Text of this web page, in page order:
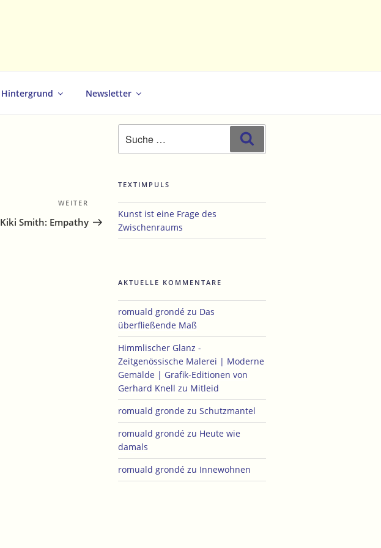
Hintergrund Newsletter
Nächster
Beitrag
WEITER
Kiki Smith: Empathy
nach:
TEXTIMPULS
Kunst ist eine Frage des
Zwischenraums
AKTUELLE KOMMENTARE
romuald grondé zu Das
überfließende Maß
Himmlischer Glanz -
Zeitgenössische Malerei | Moderne
Gemälde | Grafik-Editionen von
Gerhard Knell zu Mitleid
romuald gronde zu Schutzmantel
romuald grondé zu Heute wie
damals
romuald grondé zu Innewohnen